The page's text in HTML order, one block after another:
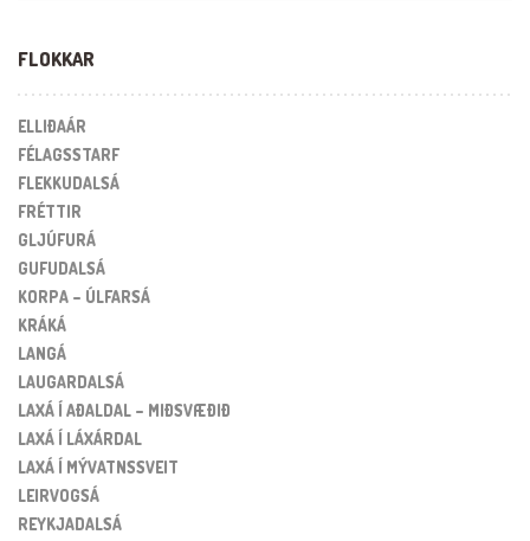
FLOKKAR
ELLIÐAÁR
FÉLAGSSTARF
FLEKKUDALSÁ
FRÉTTIR
GLJÚFURÁ
GUFUDALSÁ
KORPA – ÚLFARSÁ
KRÁKÁ
LANGÁ
LAUGARDALSÁ
LAXÁ Í AÐALDAL – MIÐSVÆÐIÐ
LAXÁ Í LÁXÁRDAL
LAXÁ Í MÝVATNSSVEIT
LEIRVOGSÁ
REYKJADALSÁ